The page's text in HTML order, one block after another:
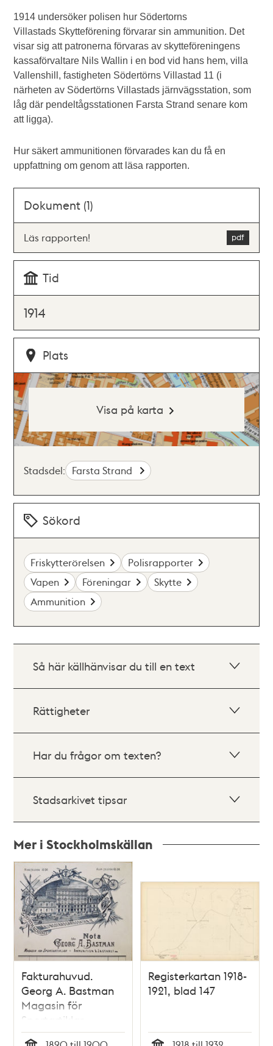
1914 undersöker polisen hur Södertorns
Villastads Skytteförening förvarar sin ammunition. Det
visar sig att patronerna förvaras av skytteföreningens
kassaförvaltare Nils Wallin i en bod vid hans hem, villa
Vallenshill, fastigheten Södertörns Villastad 11 (i
närheten av Södertörns Villastads järnvägsstation, som
låg där pendeltågsstationen Farsta Strand senare kom
att ligga).
Hur säkert ammunitionen förvarades kan du få en
uppfattning om genom att läsa rapporten.
Dokument (1)
Läs rapporten!
Tid
1914
Plats
Visa på karta
Stadsdel: Farsta Strand
Sökord
Friskytterörelsen
Polisrapporter
Vapen
Föreningar
Skytte
Ammunition
Så här källhänvisar du till en text
Rättigheter
Har du frågor om texten?
Stadsarkivet tipsar
Mer i Stockholmskällan
Relaterade
poster
och
teman
Fakturahuvud.
Georg A. Bastman
Magasin för
Sportartiklar,
Ammunition &
Registerkartan 1918-
1921, blad 147